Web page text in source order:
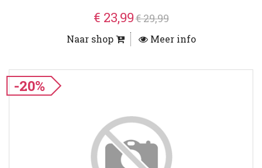
€ 23,99€ 29,99
Naar shop Meer info
-20%